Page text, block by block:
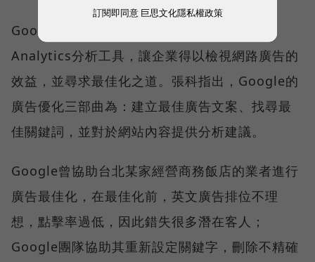
Google不但提供廣告，也會透過Google
Analytics分析工具，讓企業得以檢視網路廣告的
效益，並尋求最佳化之道。張科指出，Google的
廣告優化三部曲為：建立最佳廣告文案、找尋最
佳關鍵詞，並對於網站內容提供分析建議。
Google曾協助台北某家經營商務飯店的業者進行
廣告最佳化，在最佳化前，英文廣告排位不理
想，點擊率過低，因此錯失很多潛在客人；
Google團隊協助其重新設定關鍵字，刪除不精確
訂閱即同意 巨思文化隱私權政策